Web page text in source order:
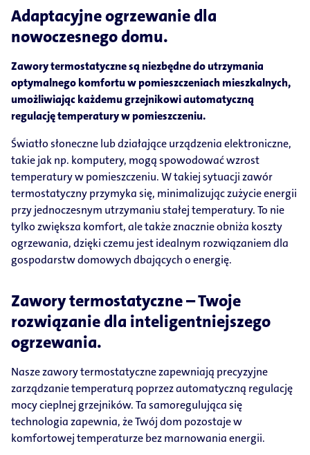
Adaptacyjne ogrzewanie dla
nowoczesnego domu.
Zawory termostatyczne są niezbędne do utrzymania
optymalnego komfortu w pomieszczeniach mieszkalnych,
umożliwiając każdemu grzejnikowi automatyczną
regulację temperatury w pomieszczeniu.
Światło słoneczne lub działające urządzenia elektroniczne,
takie jak np. komputery, mogą spowodować wzrost
temperatury w pomieszczeniu. W takiej sytuacji zawór
termostatyczny przymyka się, minimalizując zużycie energii
przy jednoczesnym utrzymaniu stałej temperatury. To nie
tylko zwiększa komfort, ale także znacznie obniża koszty
ogrzewania, dzięki czemu jest idealnym rozwiązaniem dla
gospodarstw domowych dbających o energię.
Zawory termostatyczne – Twoje
rozwiązanie dla inteligentniejszego
ogrzewania.
Nasze zawory termostatyczne zapewniają precyzyjne
zarządzanie temperaturą poprzez automatyczną regulację
mocy cieplnej grzejników. Ta samoregulująca się
technologia zapewnia, że Twój dom pozostaje w
komfortowej temperaturze bez marnowania energii.